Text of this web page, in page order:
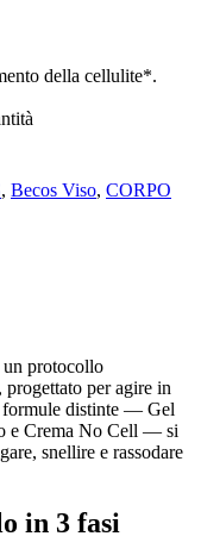
della cellulite*.
, Becos Viso, CORPO
un protocollo
per agire in
formule distinte — Gel
e Crema No Cell — si
snellire e rassodare
in 3 fasi